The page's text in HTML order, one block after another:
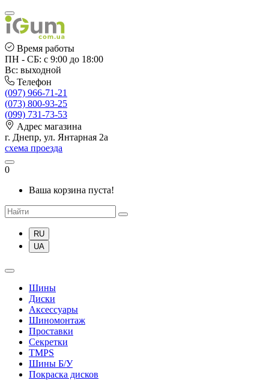
Время работы
ПН - СБ: с 9:00 до 18:00
Вс: выходной
Телефон
(097) 966-71-21
(073) 800-93-25
(099) 731-73-53
Адрес магазина
г. Днепр, ул. Янтарная 2а
схема проезда
0
Ваша корзина пуста!
RU
UA
Шины
Диски
Аксессуары
Шиномонтаж
Проставки
Секретки
TMPS
Шины Б/У
Покраска дисков